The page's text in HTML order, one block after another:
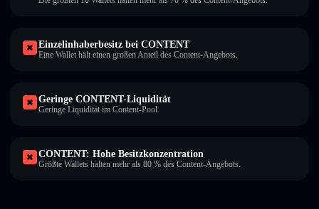
Einzelinhaberbesitz bei CONTENT
Eine Wallet hält einen großen Anteil des Content-Angebots.
Geringe CONTENT-Liquidität
Geringe Liquidität im Content-Pool.
CONTENT: Hohe Besitzkonzentration
Größte Wallets halten mehr als 80 % des Content-Angebots.